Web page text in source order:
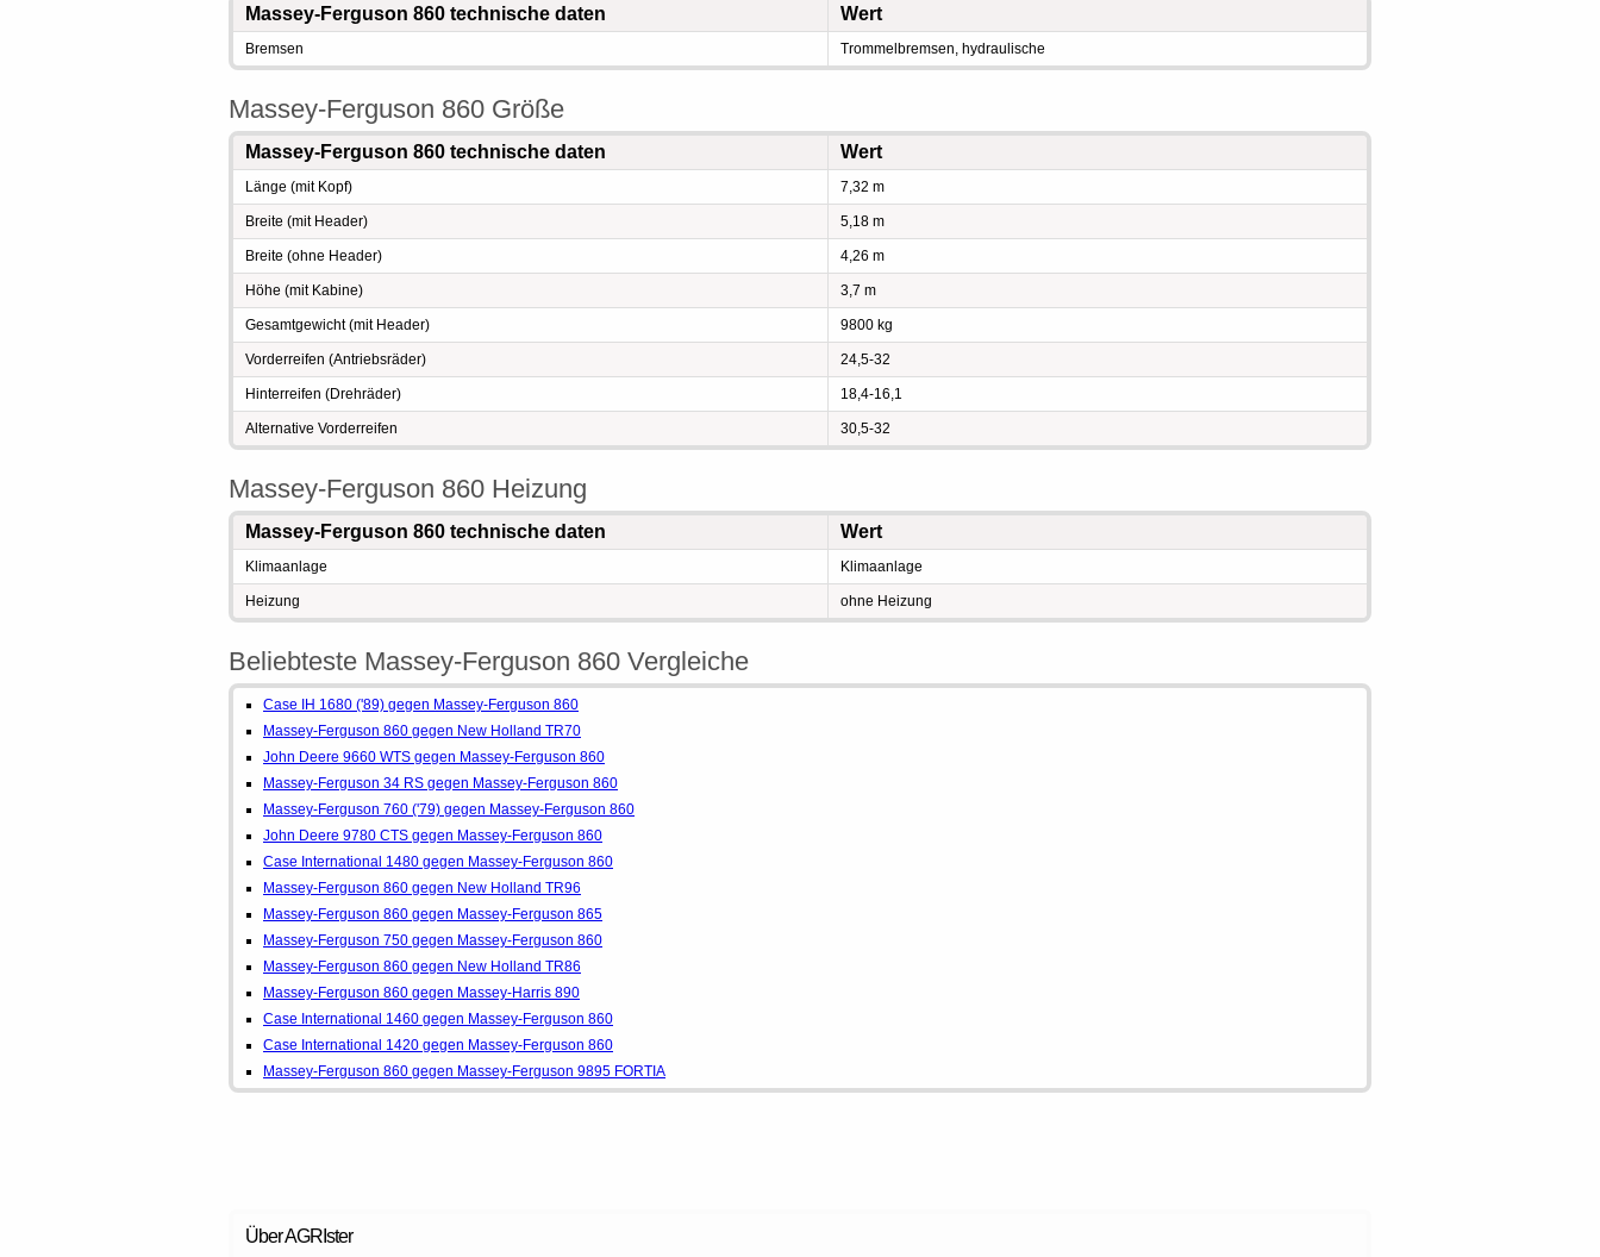
Massey-Ferguson 860 technische daten Wert
Bremsen Trommelbremsen, hydraulische
Massey-Ferguson 860 Größe
Massey-Ferguson 860 technische daten Wert
Länge (mit Kopf) 7,32 m
Breite (mit Header) 5,18 m
Breite (ohne Header) 4,26 m
Höhe (mit Kabine) 3,7 m
Gesamtgewicht (mit Header) 9800 kg
Vorderreifen (Antriebsräder) 24,5-32
Hinterreifen (Drehräder) 18,4-16,1
Alternative Vorderreifen 30,5-32
Massey-Ferguson 860 Heizung
Massey-Ferguson 860 technische daten Wert
Klimaanlage Klimaanlage
Heizung ohne Heizung
Beliebteste Massey-Ferguson 860 Vergleiche
Case IH 1680 ('89) gegen Massey-Ferguson 860
Massey-Ferguson 860 gegen New Holland TR70
John Deere 9660 WTS gegen Massey-Ferguson 860
Massey-Ferguson 34 RS gegen Massey-Ferguson 860
Massey-Ferguson 760 ('79) gegen Massey-Ferguson 860
John Deere 9780 CTS gegen Massey-Ferguson 860
Case International 1480 gegen Massey-Ferguson 860
Massey-Ferguson 860 gegen New Holland TR96
Massey-Ferguson 860 gegen Massey-Ferguson 865
Massey-Ferguson 750 gegen Massey-Ferguson 860
Massey-Ferguson 860 gegen New Holland TR86
Massey-Ferguson 860 gegen Massey-Harris 890
Case International 1460 gegen Massey-Ferguson 860
Case International 1420 gegen Massey-Ferguson 860
Massey-Ferguson 860 gegen Massey-Ferguson 9895 FORTIA
Über AGRIster